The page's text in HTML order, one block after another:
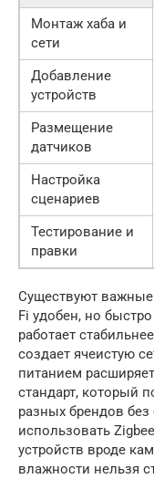
Монтаж хаба и
сети
Добавление
устройств
Размещение
датчиков
Настройка
сценариев
Тестирование и
правки
Существуют
Fi удобен, но
работает
создает ячеистую
питанием
стандарт, который
разных брендов
использовать
устройств вроде
влажности нельзя